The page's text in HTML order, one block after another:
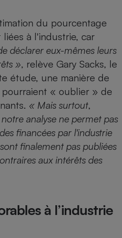
du pourcentage
à l'industrie, car
déclarer eux-mêmes leurs
», relève Gary Sacks, le
étude, une manière de
« oublier » de
« Mais surtout,
notre analyse ne permet pas
financées par l'industrie
finalement pas publiées
aux intérêts des
à l’industrie
Climatiseur -
Ventilateur
Cafetière à expressos